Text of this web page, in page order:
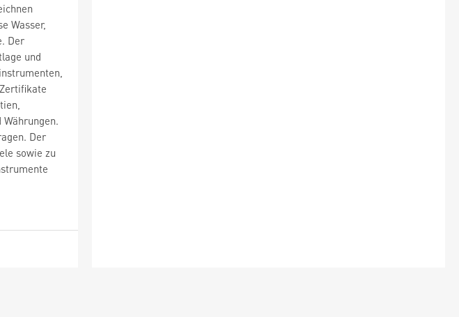
Wasser,
Der
und
Der
sowie zu